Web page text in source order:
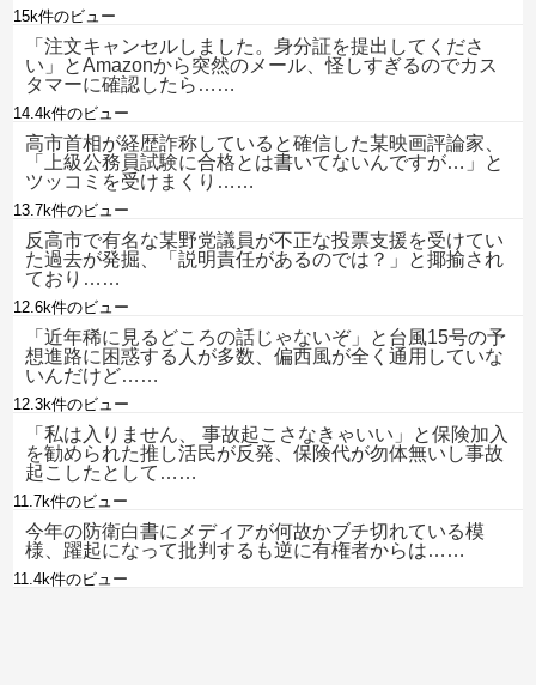
15k件のビュー
「注文キャンセルしました。身分証を提出してくださ
い」とAmazonから突然のメール、怪しすぎるのでカス
タマーに確認したら……
14.4k件のビュー
高市首相が経歴詐称していると確信した某映画評論家、
「上級公務員試験に合格とは書いてないんですが…」と
ツッコミを受けまくり……
13.7k件のビュー
反高市で有名な某野党議員が不正な投票支援を受けてい
た過去が発掘、「説明責任があるのでは？」と揶揄され
ており……
12.6k件のビュー
「近年稀に見るどころの話じゃないぞ」と台風15号の予
想進路に困惑する人が多数、偏西風が全く通用していな
いんだけど……
12.3k件のビュー
「私は入りません、 事故起こさなきゃいい」と保険加入
を勧められた推し活民が反発、保険代が勿体無いし事故
起こしたとして……
11.7k件のビュー
今年の防衛白書にメディアが何故かブチ切れている模
様、躍起になって批判するも逆に有権者からは……
11.4k件のビュー